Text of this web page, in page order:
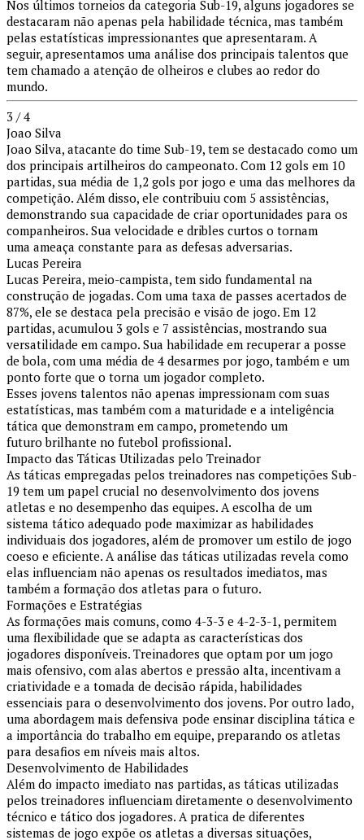
Nos últimos torneios da categoria Sub-19, alguns jogadores se
destacaram não apenas pela habilidade técnica, mas também
pelas estatísticas impressionantes que apresentaram. A
seguir, apresentamos uma análise dos principais talentos que
tem chamado a atenção de olheiros e clubes ao redor do
mundo.
3 / 4
Joao Silva
Joao Silva, atacante do time Sub-19, tem se destacado como um
dos principais artilheiros do campeonato. Com 12 gols em 10
partidas, sua média de 1,2 gols por jogo e uma das melhores da
competição. Além disso, ele contribuiu com 5 assistências,
demonstrando sua capacidade de criar oportunidades para os
companheiros. Sua velocidade e dribles curtos o tornam
uma ameaça constante para as defesas adversarias.
Lucas Pereira
Lucas Pereira, meio-campista, tem sido fundamental na
construção de jogadas. Com uma taxa de passes acertados de
87%, ele se destaca pela precisão e visão de jogo. Em 12
partidas, acumulou 3 gols e 7 assistências, mostrando sua
versatilidade em campo. Sua habilidade em recuperar a posse
de bola, com uma média de 4 desarmes por jogo, também e um
ponto forte que o torna um jogador completo.
Esses jovens talentos não apenas impressionam com suas
estatísticas, mas também com a maturidade e a inteligência
tática que demonstram em campo, prometendo um
futuro brilhante no futebol profissional.
Impacto das Táticas Utilizadas pelo Treinador
As táticas empregadas pelos treinadores nas competições Sub-
19 tem um papel crucial no desenvolvimento dos jovens
atletas e no desempenho das equipes. A escolha de um
sistema tático adequado pode maximizar as habilidades
individuais dos jogadores, além de promover um estilo de jogo
coeso e eficiente. A análise das táticas utilizadas revela como
elas influenciam não apenas os resultados imediatos, mas
também a formação dos atletas para o futuro.
Formações e Estratégias
As formações mais comuns, como 4-3-3 e 4-2-3-1, permitem
uma flexibilidade que se adapta as características dos
jogadores disponíveis. Treinadores que optam por um jogo
mais ofensivo, com alas abertos e pressão alta, incentivam a
criatividade e a tomada de decisão rápida, habilidades
essenciais para o desenvolvimento dos jovens. Por outro lado,
uma abordagem mais defensiva pode ensinar disciplina tática e
a importância do trabalho em equipe, preparando os atletas
para desafios em níveis mais altos.
Desenvolvimento de Habilidades
Além do impacto imediato nas partidas, as táticas utilizadas
pelos treinadores influenciam diretamente o desenvolvimento
técnico e tático dos jogadores. A pratica de diferentes
sistemas de jogo expõe os atletas a diversas situações,